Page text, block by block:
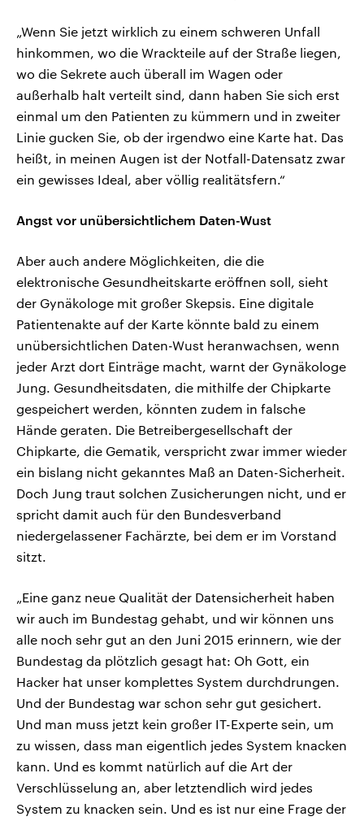
„Wenn Sie jetzt wirklich zu einem schweren Unfall
hinkommen, wo die Wrackteile auf der Straße liegen,
wo die Sekrete auch überall im Wagen oder
außerhalb halt verteilt sind, dann haben Sie sich erst
einmal um den Patienten zu kümmern und in zweiter
Linie gucken Sie, ob der irgendwo eine Karte hat. Das
heißt, in meinen Augen ist der Notfall-Datensatz zwar
ein gewisses Ideal, aber völlig realitätsfern.“
Angst vor unübersichtlichem Daten-Wust
Aber auch andere Möglichkeiten, die die
elektronische Gesundheitskarte eröffnen soll, sieht
der Gynäkologe mit großer Skepsis. Eine digitale
Patientenakte auf der Karte könnte bald zu einem
unübersichtlichen Daten-Wust heranwachsen, wenn
jeder Arzt dort Einträge macht, warnt der Gynäkologe
Jung. Gesundheitsdaten, die mithilfe der Chipkarte
gespeichert werden, könnten zudem in falsche
Hände geraten. Die Betreibergesellschaft der
Chipkarte, die Gematik, verspricht zwar immer wieder
ein bislang nicht gekanntes Maß an Daten-Sicherheit.
Doch Jung traut solchen Zusicherungen nicht, und er
spricht damit auch für den Bundesverband
niedergelassener Fachärzte, bei dem er im Vorstand
sitzt.
„Eine ganz neue Qualität der Datensicherheit haben
wir auch im Bundestag gehabt, und wir können uns
alle noch sehr gut an den Juni 2015 erinnern, wie der
Bundestag da plötzlich gesagt hat: Oh Gott, ein
Hacker hat unser komplettes System durchdrungen.
Und der Bundestag war schon sehr gut gesichert.
Und man muss jetzt kein großer IT-Experte sein, um
zu wissen, dass man eigentlich jedes System knacken
kann. Und es kommt natürlich auf die Art der
Verschlüsselung an, aber letztendlich wird jedes
System zu knacken sein. Und es ist nur eine Frage der